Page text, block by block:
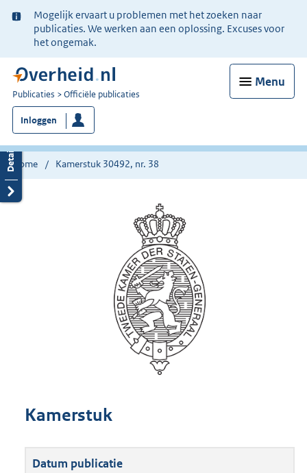
Ter
informatie:
Mogelijk ervaart u problemen met het zoeken naar
publicaties. We werken aan een oplossing. Excuses voor
het ongemak.
Menu
U
bent
nu
hier:
Publicaties Officiële publicaties
Inloggen
Home Kamerstuk 30492, nr. 38
Kamerstuk